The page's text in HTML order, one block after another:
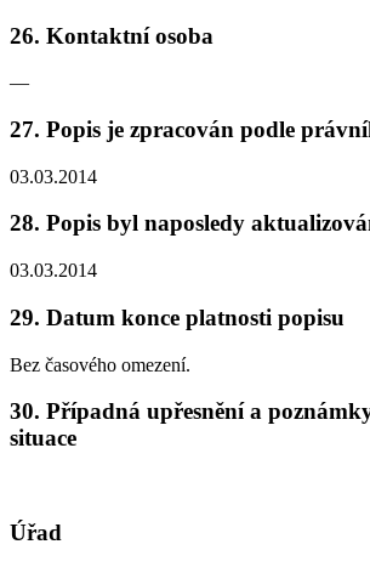
26. Kontaktní osoba
—
27. Popis je zpracován podle
03.03.2014
28. Popis byl naposledy
03.03.2014
29. Datum konce platnosti popisu
Bez časového omezení.
30. Případná upřesnění a
situace
Úřad